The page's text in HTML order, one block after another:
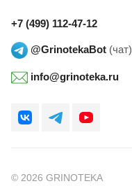
+7 (499) 112-47-12
@GrinotekaBot (чат)
info@grinoteka.ru
© 2026 GRINOTEKA